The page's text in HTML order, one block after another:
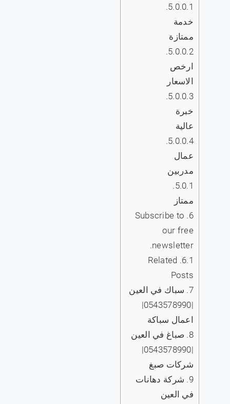
5.0.0.1.
خدمة
ممتازة
5.0.0.2.
ارخص
الاسعار
5.0.0.3.
خبرة
عالية
5.0.0.4.
عمال
مدربين
5.0.1.
ممتاز
6.
Subscribe to
our free
newsletter.
6.1.
Related
Posts
7. سباك في العين
|0543578990|
اعمال سباكة
8. صباغ في العين
|0543578990|
شركات صبغ
9. شركة دهانات
في العين